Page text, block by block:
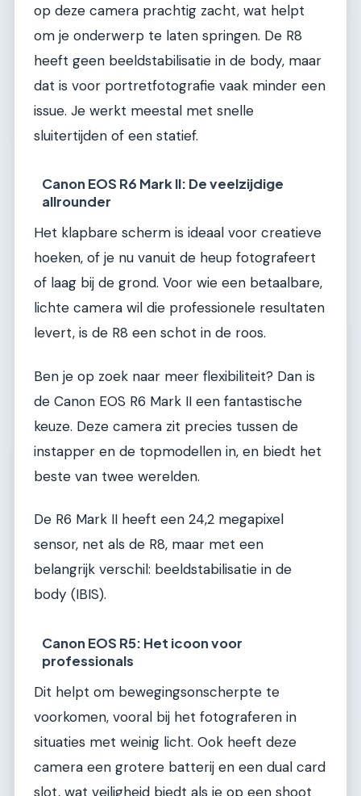
op deze camera prachtig zacht, wat helpt
om je onderwerp te laten springen. De R8
heeft geen beeldstabilisatie in de body, maar
dat is voor portretfotografie vaak minder een
issue. Je werkt meestal met snelle
sluitertijden of een statief.
Canon EOS R6 Mark II: De veelzijdige
allrounder
Het klapbare scherm is ideaal voor creatieve
hoeken, of je nu vanuit de heup fotografeert
of laag bij de grond. Voor wie een betaalbare,
lichte camera wil die professionele resultaten
levert, is de R8 een schot in de roos.
Ben je op zoek naar meer flexibiliteit? Dan is
de Canon EOS R6 Mark II een fantastische
keuze. Deze camera zit precies tussen de
instapper en de topmodellen in, en biedt het
beste van twee werelden.
De R6 Mark II heeft een 24,2 megapixel
sensor, net als de R8, maar met een
belangrijk verschil: beeldstabilisatie in de
body (IBIS).
Canon EOS R5: Het icoon voor
professionals
Dit helpt om bewegingsonscherpte te
voorkomen, vooral bij het fotograferen in
situaties met weinig licht. Ook heeft deze
camera een grotere batterij en een dual card
slot, wat veiligheid biedt als je op een shoot